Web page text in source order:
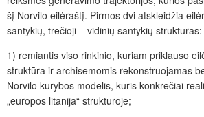
šį Norvilo eilėraštį. Pirmos dvi atskleidžia
santykių, trečioji – vidinių santykių struktūras:
1) remiantis viso rinkinio, kuriam priklauso
struktūra ir archisemomis rekonstruojamas
Norvilo kūrybos modelis, kuris konkrečiai
„europos litanija“ struktūroje;